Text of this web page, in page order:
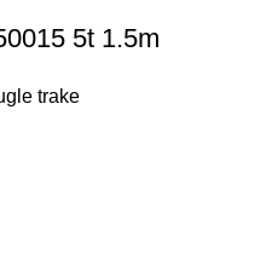
5t 1.5m
trake